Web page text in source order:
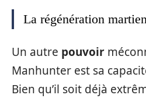
La régénération
Un autre pouvoir
Manhunter est sa
Bien qu’il soit déjà